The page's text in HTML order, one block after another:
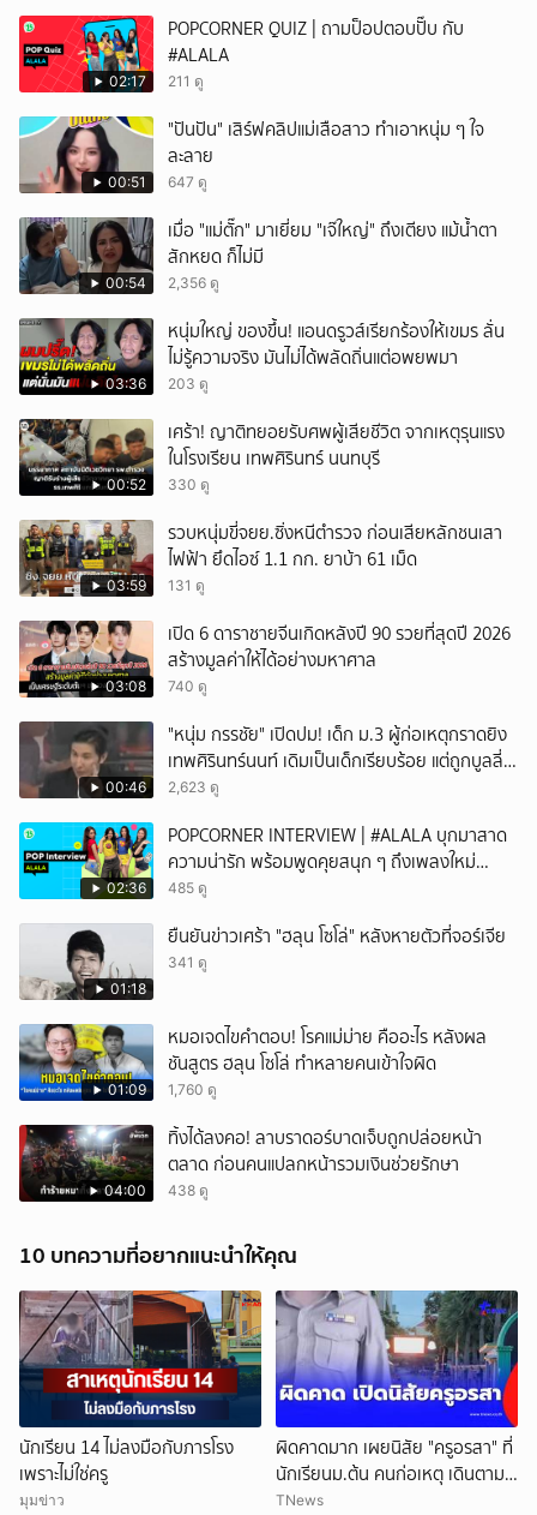
02:17
POPCORNER QUIZ | ถามป็อปตอบปั๊บ กับ
#ALALA
211 ดู
00:51
"ปันปัน" เสิร์ฟคลิปแม่เสือสาว ทำเอาหนุ่ม ๆ ใจ
ละลาย
647 ดู
00:54
เมื่อ "แม่ตั๊ก" มาเยี่ยม "เจ๊ใหญ่" ถึงเตียง แม้น้ำตา
สักหยด ก็ไม่มี
2,356 ดู
03:36
หนุ่มใหญ่ ของขึ้น! แอนดรูวส์เรียกร้องให้เขมร ลั่น
ไม่รู้ความจริง มันไม่ได้พลัดถิ่นแต่อพยพมา
203 ดู
00:52
เศร้า! ญาติทยอยรับศพผู้เสียชีวิต จากเหตุรุนแรง
ในโรงเรียน เทพศิรินทร์ นนทบุรี
330 ดู
03:59
รวบหนุ่มขี่จยย.ซิ่งหนีตำรวจ ก่อนเสียหลักชนเสา
ไฟฟ้า ยึดไอซ์ 1.1 กก. ยาบ้า 61 เม็ด
131 ดู
03:08
เปิด 6 ดาราชายจีนเกิดหลังปี 90 รวยที่สุดปี 2026
สร้างมูลค่าให้ได้อย่างมหาศาล
740 ดู
00:46
"หนุ่ม กรรชัย" เปิดปม! เด็ก ม.3 ผู้ก่อเหตุกราดยิง
เทพศิรินทร์นนท์ เดิมเป็นเด็กเรียบร้อย แต่ถูกบูลลี่
หนัก คาดแรงกดดันสะสมกลายเป็นแรงแค้น จนก่อ
2,623 ดู
02:36
POPCORNER INTERVIEW | #ALALA บุกมาสาด
ความน่ารัก พร้อมพูดคุยสนุก ๆ ถึงเพลงใหม่
'ON&OFF'
485 ดู
01:18
ยืนยันข่าวเศร้า "ฮลุน โซโล่" หลังหายตัวที่จอร์เจีย
341 ดู
01:09
หมอเจดไขคำตอบ! โรคแม่ม่าย คืออะไร หลังผล
ชันสูตร ฮลุน โซโล่ ทำหลายคนเข้าใจผิด
1,760 ดู
04:00
ทิ้งได้ลงคอ! ลาบราดอร์บาดเจ็บถูกปล่อยหน้า
ตลาด ก่อนคนแปลกหน้ารวมเงินช่วยรักษา
438 ดู
10 บทความที่อยากแนะนำให้คุณ
นักเรียน 14 ไม่ลงมือกับภารโรง
เพราะไม่ใช่ครู
มุมข่าว
ผิดคาดมาก เผยนิสัย "ครูอรสา" ที่
นักเรียนม.ต้น คนก่อเหตุ เดินตาม
หา
TNews